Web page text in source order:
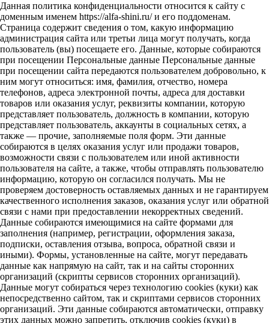
Данная политика конфиденциальности относится к сайту с
доменным именем https://alfa-shini.ru/ и его поддоменам.
Страница содержит сведения о том, какую информацию
администрация сайта или третьи лица могут получать, когда
пользователь (вы) посещаете его. Данные, которые собираются
при посещении Персональные данные Персональные данные
при посещении сайта передаются пользователем добровольно, к
ним могут относиться: имя, фамилия, отчество, номера
телефонов, адреса электронной почты, адреса для доставки
товаров или оказания услуг, реквизиты компании, которую
представляет пользователь, должность в компании, которую
представляет пользователь, аккаунты в социальных сетях, а
также — прочие, заполняемые поля форм. Эти данные
собираются в целях оказания услуг или продажи товаров,
возможности связи с пользователем или иной активности
пользователя на сайте, а также, чтобы отправлять пользователю
информацию, которую он согласился получать. Мы не
проверяем достоверность оставляемых данных и не гарантируем
качественного исполнения заказов, оказания услуг или обратной
связи с нами при предоставлении некорректных сведений.
Данные собираются имеющимися на сайте формами для
заполнения (например, регистрации, оформления заказа,
подписки, оставления отзыва, вопроса, обратной связи и
иными). Формы, установленные на сайте, могут передавать
данные как напрямую на сайт, так и на сайты сторонних
организаций (скрипты сервисов сторонних организаций).
Данные могут собираться через технологию cookies (куки) как
непосредственно сайтом, так и скриптами сервисов сторонних
организаций. Эти данные собираются автоматически, отправку
этих данных можно запретить, отключив cookies (куки) в